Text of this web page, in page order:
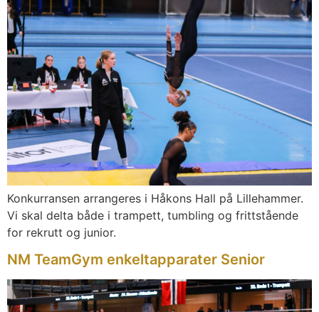
Konkurransen arrangeres i Håkons Hall på Lillehammer.
Vi skal delta både i trampett, tumbling og frittstående
for rekrutt og junior.
NM TeamGym enkeltapparater Senior